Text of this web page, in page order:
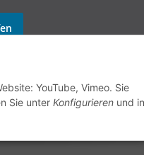
YouTube, Vimeo. Sie
Sie unter Konfigurieren und in